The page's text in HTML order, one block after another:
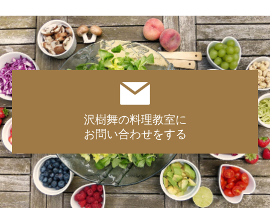
沢樹舞の料理教室に
お問い合わせをする